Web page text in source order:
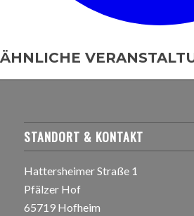
ÄHNLICHE
STANDORT & KONTAKT
Hattersheimer Straße 1
Pfälzer Hof
65719 Hofheim